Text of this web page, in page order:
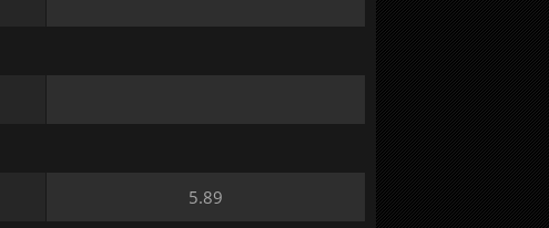
5.89